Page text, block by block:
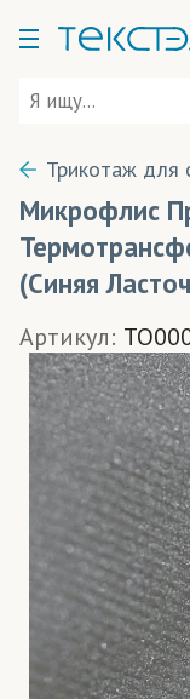
Трикотаж для
Микрофлис
(Синяя
Артикул: